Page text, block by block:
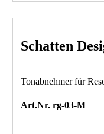
Schatten
Tonabnehmer für
Art.Nr. rg-03-M